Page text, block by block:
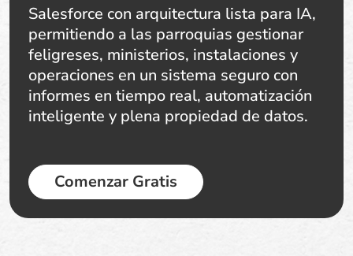
Salesforce con arquitectura lista para IA,
permitiendo a las parroquias gestionar
feligreses, ministerios, instalaciones y
operaciones en un sistema seguro con
informes en tiempo real, automatización
inteligente y plena propiedad de datos.
Comenzar Gratis